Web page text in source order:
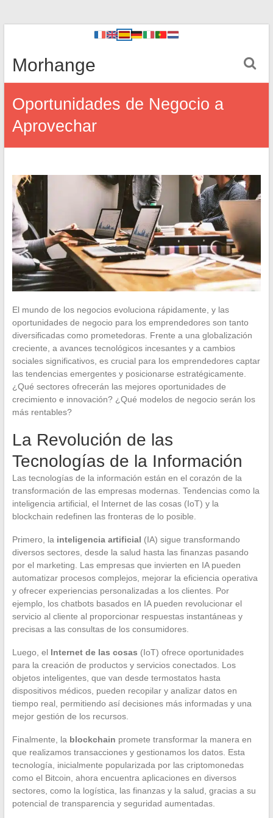
Morhange
Oportunidades de Negocio a
Aprovechar
El mundo de los negocios evoluciona rápidamente, y las
oportunidades de negocio para los emprendedores son tanto
diversificadas como prometedoras. Frente a una globalización
creciente, a avances tecnológicos incesantes y a cambios
sociales significativos, es crucial para los emprendedores captar
las tendencias emergentes y posicionarse estratégicamente.
¿Qué sectores ofrecerán las mejores oportunidades de
crecimiento e innovación? ¿Qué modelos de negocio serán los
más rentables?
La Revolución de las
Tecnologías de la Información
Las tecnologías de la información están en el corazón de la
transformación de las empresas modernas. Tendencias como la
inteligencia artificial, el Internet de las cosas (IoT) y la
blockchain redefinen las fronteras de lo posible.
Primero, la inteligencia artificial (IA) sigue transformando
diversos sectores, desde la salud hasta las finanzas pasando
por el marketing. Las empresas que invierten en IA pueden
automatizar procesos complejos, mejorar la eficiencia operativa
y ofrecer experiencias personalizadas a los clientes. Por
ejemplo, los chatbots basados en IA pueden revolucionar el
servicio al cliente al proporcionar respuestas instantáneas y
precisas a las consultas de los consumidores.
Luego, el Internet de las cosas (IoT) ofrece oportunidades
para la creación de productos y servicios conectados. Los
objetos inteligentes, que van desde termostatos hasta
dispositivos médicos, pueden recopilar y analizar datos en
tiempo real, permitiendo así decisiones más informadas y una
mejor gestión de los recursos.
Finalmente, la blockchain promete transformar la manera en
que realizamos transacciones y gestionamos los datos. Esta
tecnología, inicialmente popularizada por las criptomonedas
como el Bitcoin, ahora encuentra aplicaciones en diversos
sectores, como la logística, las finanzas y la salud, gracias a su
potencial de transparencia y seguridad aumentadas.